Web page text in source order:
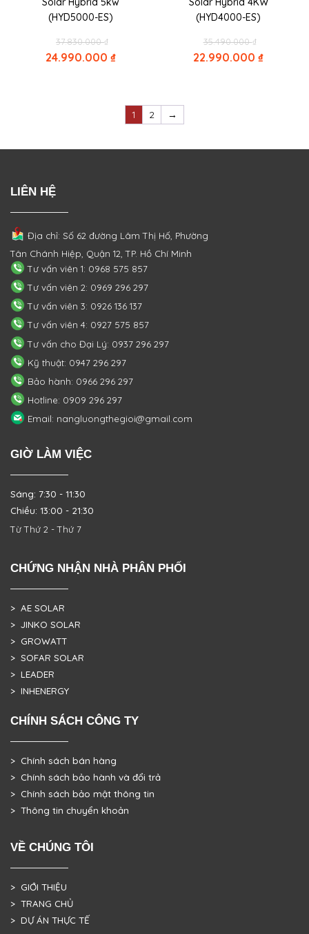
(HYD5000-ES)
37.830.000₫Original
price
was:
24.990.000 ₫
24.990.000 ₫.
(HYD4000-ES)
35.490.000₫Original
price
was:
22.990.000 ₫
1 2 →
LIÊN HỆ
Địa chỉ: Số 62 đường Lâm Thị Hố, Phường
Tân Chánh Hiệp, Quận 12, TP. Hồ Chí Minh
Tư vấn viên 1: 0968 575 857
Tư vấn viên 2: 0969 296 297
Tư vấn viên 3: 0926 136 137
Tư vấn viên 4: 0927 575 857
Tư vấn cho Đại Lý: 0937 296 297
Kỹ thuật: 0947 296 297
Bảo hành: 0966 296 297
Hotline: 0909 296 297
Email: nangluongthegioi@gmail.com
GIỜ LÀM VIỆC
Sáng: 7:30 - 11:30
Chiều: 13:00 - 21:30
Từ Thứ 2 - Thứ 7
CHỨNG NHẬN NHÀ PHÂN PHỐI
> AE SOLAR
> JINKO SOLAR
> GROWATT
> SOFAR SOLAR
> LEADER
> INHENERGY
CHÍNH SÁCH CÔNG TY
> Chính sách bán hàng
> Chính sách bảo hành và đổi trả
> Chính sách bảo mật thông tin
> Thông tin chuyển khoản
VỀ CHÚNG TÔI
> GIỚI THIỆU
> TRANG CHỦ
> DỰ ÁN THỰC TẾ